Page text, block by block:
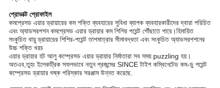
নীতি
প্রোডাক্ট প্রোফাইল
কমপ্রেসড এয়ার ড্রায়ারের কম শক্তি ব্যবহারের সুবিধা ব্যাপক ব্যবহারকারীদের দ্বারা পরিচিত
এবং অ্যাডসরপশন কমপ্রেসড এয়ার ড্রায়ার কম শিশির পয়েন্ট পৌঁছাতে পারে।হিমায়িত
সংকুচিত বায়ু ড্রায়ারের শিশির-পয়েন্ট তাপমাত্রার সীমাবদ্ধতা এবং সংকুচিত অ্যাডসরপশনের
উচ্চ শক্তি খরচ
এয়ার ড্রায়ার হট আলু কম্প্রেসড এয়ার ড্রায়ার নির্মাতারা সব সময় puzzling হয়।
অতএব,তুহং ইলেকট্রিক সফলভাবে নতুন প্রজন্মের SINCE টাইপ কম্বিনেটেড কম-ডু পয়েন্ট
কম্প্রেসড ড্রায়ার শুষ্ক পরিস্কার সরঞ্জাম উন্নত করেছে.